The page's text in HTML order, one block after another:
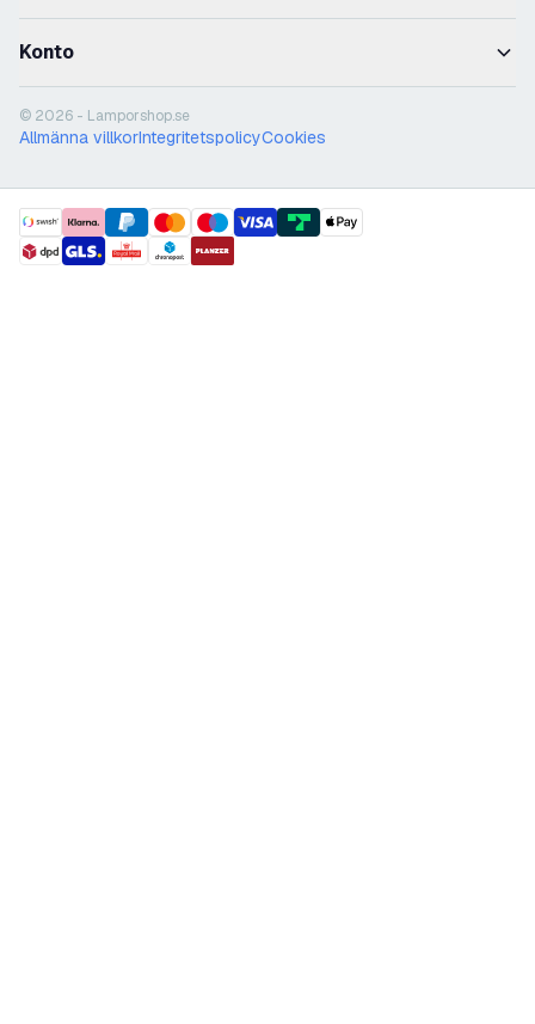
Konto
© 2026 - Lamporshop.se
Allmänna villkorIntegritetspolicyCookies
payment methods
shipment methods